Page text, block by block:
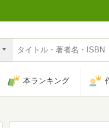
本ランキング